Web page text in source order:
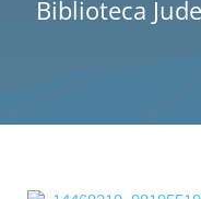
Ştiri şi evenimente
Biblioteca